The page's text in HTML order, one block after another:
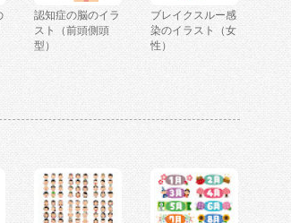
認知症の脳のイラ
スト（前頭側頭
型）
ブレイクスルー感
染のイラスト（女
性）